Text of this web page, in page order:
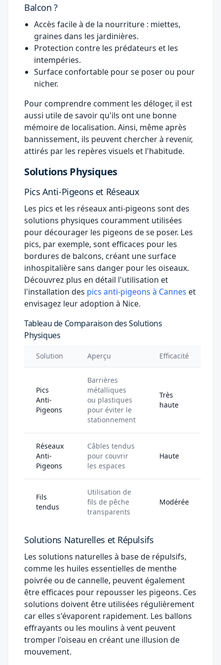
Balcon ?
Accès facile à de la nourriture : miettes,
graines dans les jardinières.
Protection contre les prédateurs et les
intempéries.
Surface confortable pour se poser ou pour
nicher.
Pour comprendre comment les déloger, il est
aussi utile de savoir qu'ils ont une bonne
mémoire de localisation. Ainsi, même après
bannissement, ils peuvent chercher à revenir,
attirés par les repères visuels et l'habitude.
Solutions Physiques
Pics Anti-Pigeons et Réseaux
Les pics et les réseaux anti-pigeons sont des
solutions physiques couramment utilisées
pour décourager les pigeons de se poser. Les
pics, par exemple, sont efficaces pour les
bordures de balcons, créant une surface
inhospitalière sans danger pour les oiseaux.
Découvrez plus en détail l'utilisation et
l'installation des pics anti-pigeons à Cannes et
envisagez leur adoption à Nice.
Tableau de Comparaison des Solutions
Physiques
Solution Aperçu Efficacité
Pics
Anti-
Pigeons
Barrières
métalliques
ou plastiques
pour éviter le
stationnement
Très
haute
Réseaux
Anti-
Pigeons
Câbles tendus
pour couvrir
les espaces
Haute
Fils
tendus
Utilisation de
fils de pêche
transparents
Modérée
Solutions Naturelles et Répulsifs
Les solutions naturelles à base de répulsifs,
comme les huiles essentielles de menthe
poivrée ou de cannelle, peuvent également
être efficaces pour repousser les pigeons. Ces
solutions doivent être utilisées régulièrement
car elles s'évaporent rapidement. Les ballons
effrayants ou les moulins à vent peuvent
tromper l'oiseau en créant une illusion de
mouvement.